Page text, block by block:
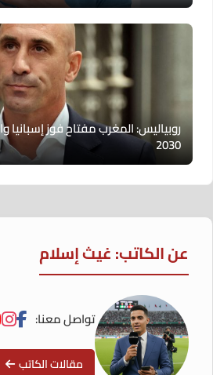
روبياليس: المغرب مفتاح فوز إسبانيا
2030
عن الكاتب: غيث إسلام
تواصل معنا:
مقالات الكاتب